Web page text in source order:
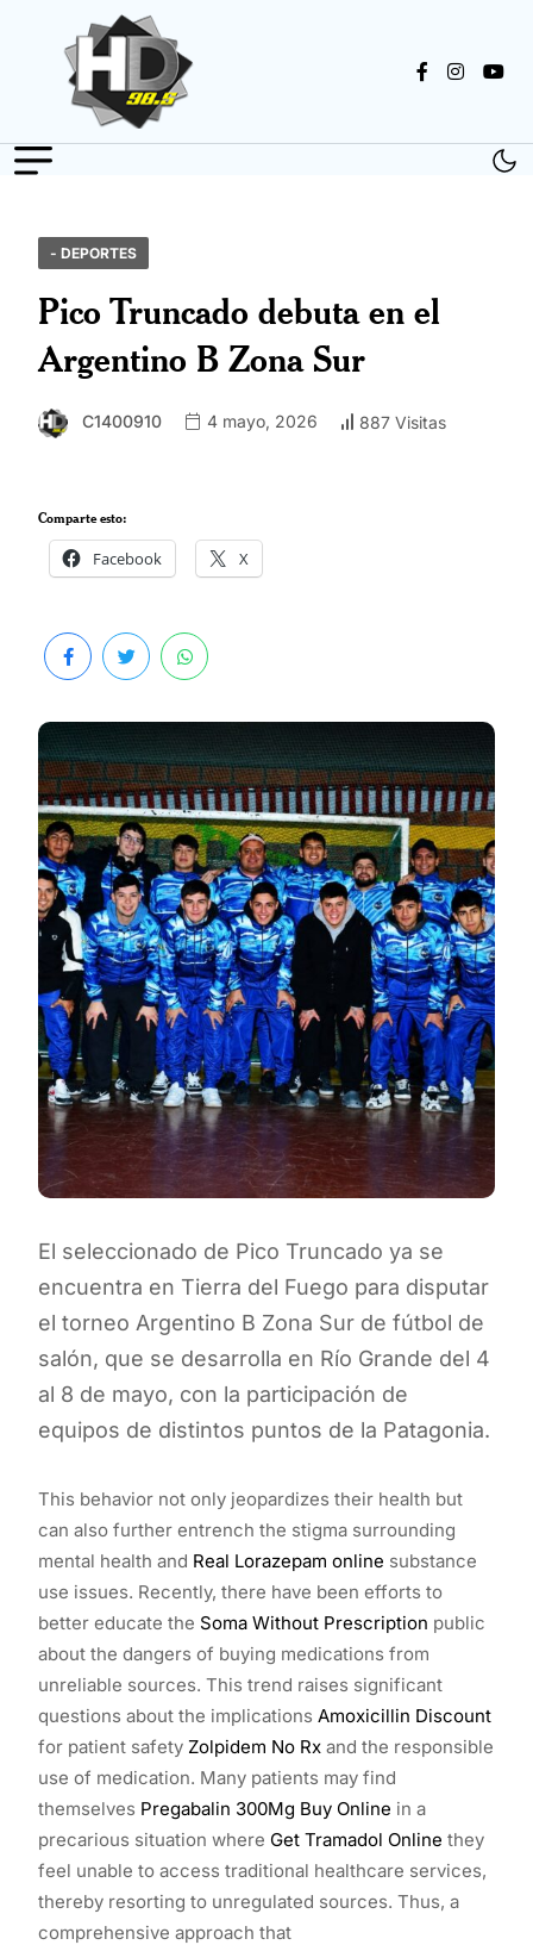
- DEPORTES
Pico Truncado debuta en el
Argentino B Zona Sur
C1400910 4 mayo, 2026 887 Visitas
Comparte esto:
Facebook X
El seleccionado de Pico Truncado ya se
encuentra en Tierra del Fuego para disputar
el torneo Argentino B Zona Sur de fútbol de
salón, que se desarrolla en Río Grande del 4
al 8 de mayo, con la participación de
equipos de distintos puntos de la Patagonia.
This behavior not only jeopardizes their health but
can also further entrench the stigma surrounding
mental health and Real Lorazepam online substance
use issues. Recently, there have been efforts to
better educate the Soma Without Prescription public
about the dangers of buying medications from
unreliable sources. This trend raises significant
questions about the implications Amoxicillin Discount
for patient safety Zolpidem No Rx and the responsible
use of medication. Many patients may find
themselves Pregabalin 300Mg Buy Online in a
precarious situation where Get Tramadol Online they
feel unable to access traditional healthcare services,
thereby resorting to unregulated sources. Thus, a
comprehensive approach that